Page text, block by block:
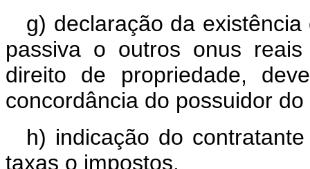
g) declaração da
passiva o outros onus
direito de propriedade,
concordância do possuidor
h) indicação do
taxas o impostos.